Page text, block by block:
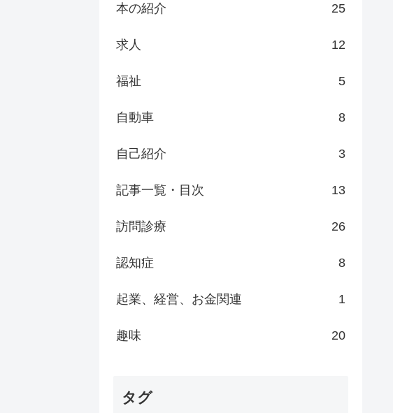
本の紹介 25
求人 12
福祉 5
自動車 8
自己紹介 3
記事一覧・目次 13
訪問診療 26
認知症 8
起業、経営、お金関連 1
趣味 20
タグ